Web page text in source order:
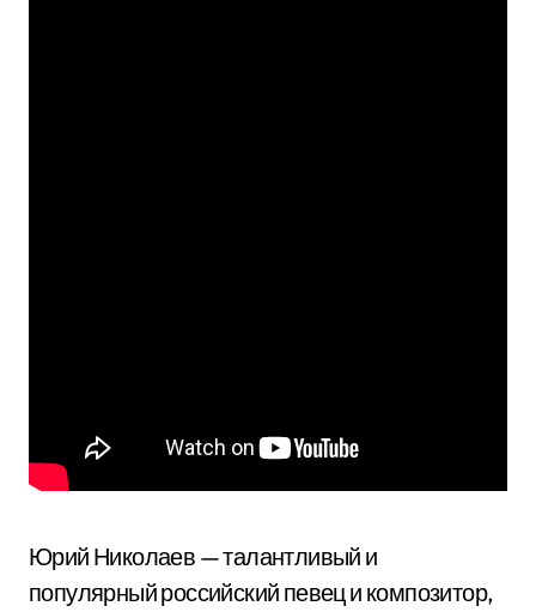
Юрий Николаев — талантливый и
популярный российский певец и композитор,